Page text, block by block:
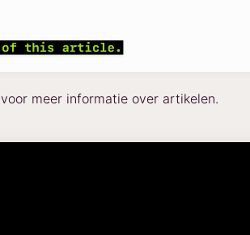
voor meer informatie over artikelen.